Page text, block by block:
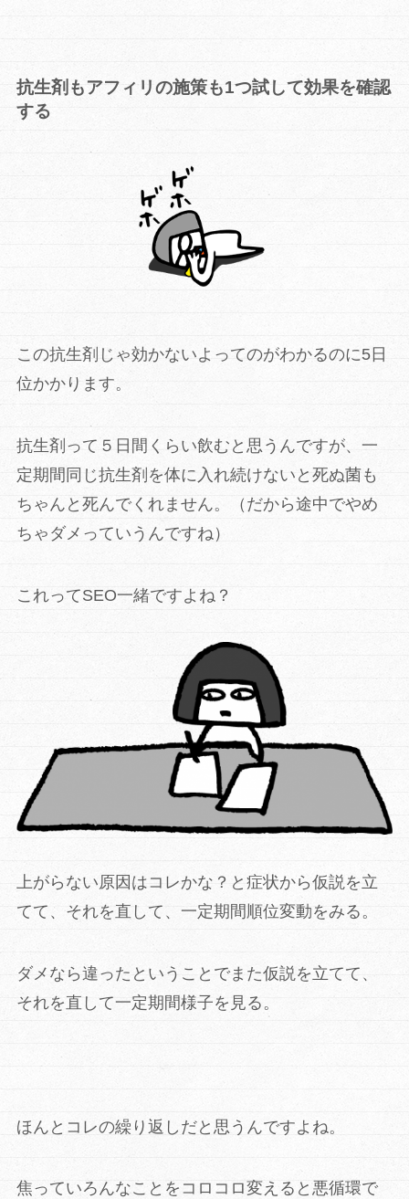
抗生剤もアフィリの施策も1つ試して効果を確認
する
この抗生剤じゃ効かないよってのがわかるのに5日
位かかります。
抗生剤って５日間くらい飲むと思うんですが、一
定期間同じ抗生剤を体に入れ続けないと死ぬ菌も
ちゃんと死んでくれません。（だから途中でやめ
ちゃダメっていうんですね）
これってSEO一緒ですよね？
上がらない原因はコレかな？と症状から仮説を立
てて、それを直して、一定期間順位変動をみる。
ダメなら違ったということでまた仮説を立てて、
それを直して一定期間様子を見る。
ほんとコレの繰り返しだと思うんですよね。
焦っていろんなことをコロコロ変えると悪循環で